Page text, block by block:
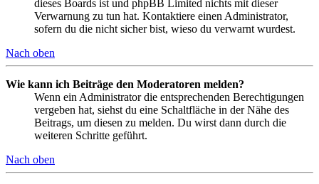
dieses Boards ist und phpBB Limited nichts mit dieser
Verwarnung zu tun hat. Kontaktiere einen Administrator,
sofern du die nicht sicher bist, wieso du verwarnt wurdest.
Nach oben
Wie kann ich Beiträge den Moderatoren melden?
Wenn ein Administrator die entsprechenden Berechtigungen
vergeben hat, siehst du eine Schaltfläche in der Nähe des
Beitrags, um diesen zu melden. Du wirst dann durch die
weiteren Schritte geführt.
Nach oben